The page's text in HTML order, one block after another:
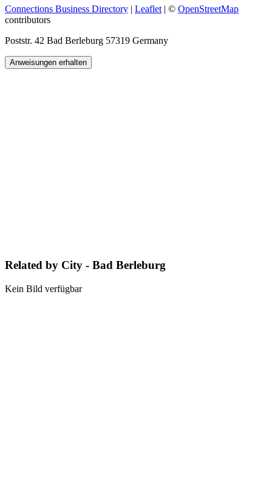
Connections Business Directory | Leaflet | © OpenStreetMap
contributors
Poststr. 42 Bad Berleburg 57319 Germany
Anweisungen erhalten
Related by City - Bad Berleburg
Kein Bild verfügbar